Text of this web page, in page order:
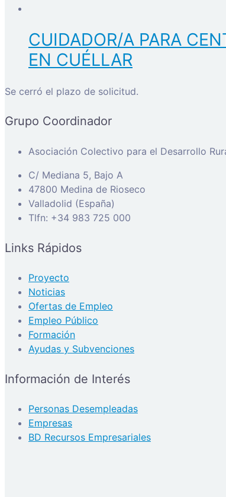
CUIDADOR/A PARA
EN CUÉLLAR
Se cerró el plazo de solicitud.
Grupo Coordinador
Asociación Colectivo para el Desarrollo
C/ Mediana 5, Bajo A
47800 Medina de Rioseco
Valladolid (España)
Tlfn: +34 983 725 000
Links Rápidos
Proyecto
Noticias
Ofertas de Empleo
Empleo Público
Formación
Ayudas y Subvenciones
Información de Interés
Personas Desempleadas
Empresas
BD Recursos Empresariales